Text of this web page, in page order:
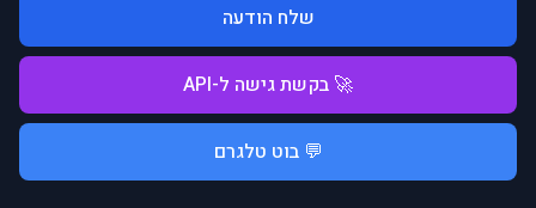
שלח הודעה
🚀 בקשת גישה ל-API
💬 בוט טלגרם